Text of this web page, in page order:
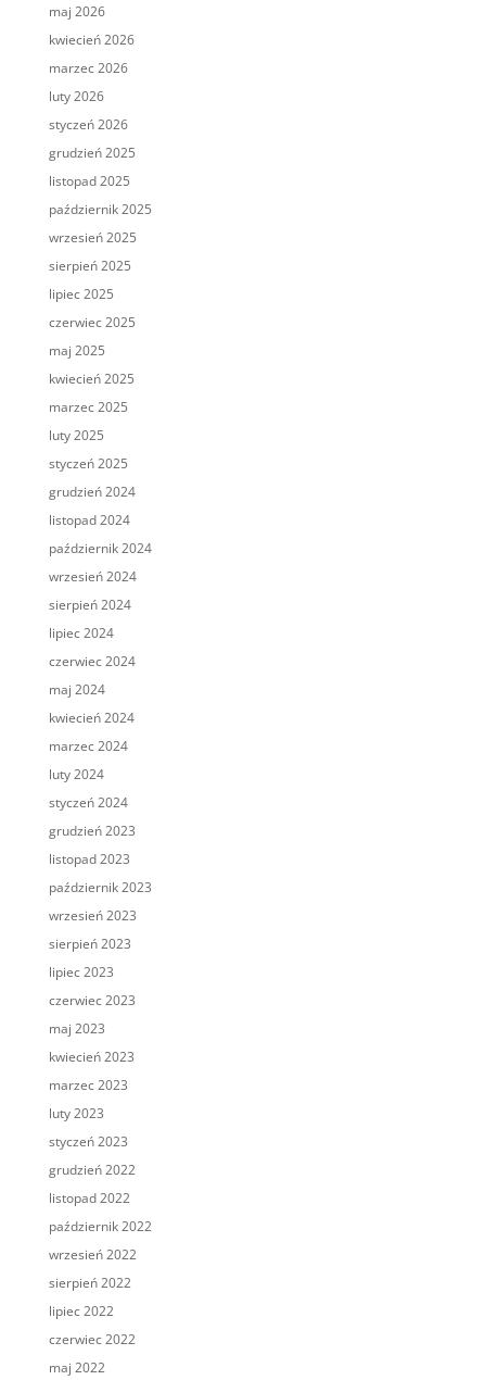
maj 2026
kwiecień 2026
marzec 2026
luty 2026
styczeń 2026
grudzień 2025
listopad 2025
październik 2025
wrzesień 2025
sierpień 2025
lipiec 2025
czerwiec 2025
maj 2025
kwiecień 2025
marzec 2025
luty 2025
styczeń 2025
grudzień 2024
listopad 2024
październik 2024
wrzesień 2024
sierpień 2024
lipiec 2024
czerwiec 2024
maj 2024
kwiecień 2024
marzec 2024
luty 2024
styczeń 2024
grudzień 2023
listopad 2023
październik 2023
wrzesień 2023
sierpień 2023
lipiec 2023
czerwiec 2023
maj 2023
kwiecień 2023
marzec 2023
luty 2023
styczeń 2023
grudzień 2022
listopad 2022
październik 2022
wrzesień 2022
sierpień 2022
lipiec 2022
czerwiec 2022
maj 2022